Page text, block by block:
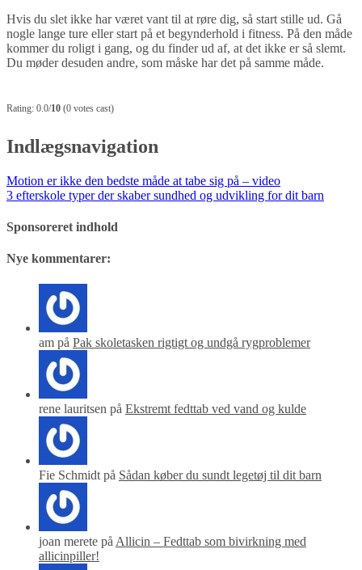
Hvis du slet ikke har været vant til at røre dig, så start stille ud. Gå
nogle lange ture eller start på et begynderhold i fitness. På den måde
kommer du roligt i gang, og du finder ud af, at det ikke er så slemt.
Du møder desuden andre, som måske har det på samme måde.
Rating: 0.0/10 (0 votes cast)
Indlægsnavigation
Motion er ikke den bedste måde at tabe sig på – video
3 efterskole typer der skaber sundhed og udvikling for dit barn
Sponsoreret indhold
Nye kommentarer:
am på Pak skoletasken rigtigt og undgå rygproblemer
rene lauritsen på Ekstremt fedttab ved vand og kulde
Fie Schmidt på Sådan køber du sundt legetøj til dit barn
joan merete på Allicin – Fedttab som bivirkning med
allicinpiller!